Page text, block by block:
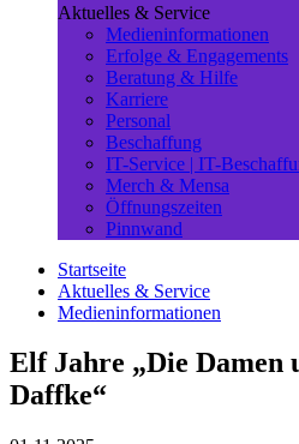
Aktuelles & Service
Medieninformationen
Erfolge & Engagements
Beratung & Hilfe
Karriere
Personal
Beschaffung
IT-Service | IT-
Merch & Mensa
Öffnungszeiten
Pinnwand
Startseite
Aktuelles & Service
Medieninformationen
Elf Jahre „Die Damen
Daffke“